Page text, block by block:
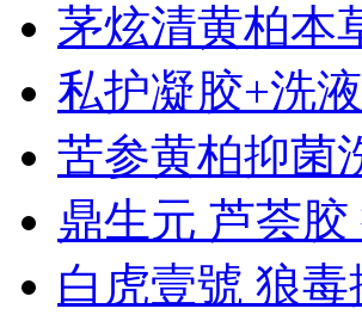
茅炫清黄柏本
私护凝胶+洗
苦参黄柏抑菌
鼎生元 芦荟
白虎壹號 狼毒